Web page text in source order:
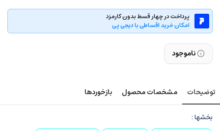
پرداخت در چهار قسط بدون کارمزد
امکان خرید اقساطی با دیجی پی
ناموجود
توضیحات مشخصات محصول بازخوردها
بخشها :